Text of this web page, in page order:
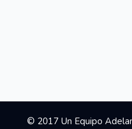
© 2017 Un Equipo